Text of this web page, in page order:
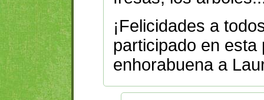
¡Felicidades a
participado en esta
enhorabuena a